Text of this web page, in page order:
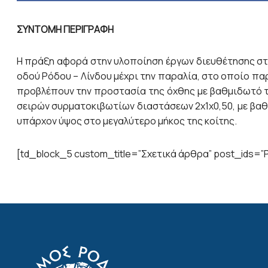
ΣΥΝΤΟΜΗ ΠΕΡΙΓΡΑΦΗ
H πράξη αφορά στην υλοποίηση έργων διευθέτησης
οδού Ρόδου – Λίνδου μέχρι την παραλία, στο οποίο
προβλέπουν την προστασία της όχθης με βαθμιδωτό
σειρών συρματοκιβωτίων διαστάσεων 2x1x0,50, με
υπάρχον ύψος στο μεγαλύτερο μήκος της κοίτης.
[td_block_5 custom_title=”Σχετικά άρθρα”